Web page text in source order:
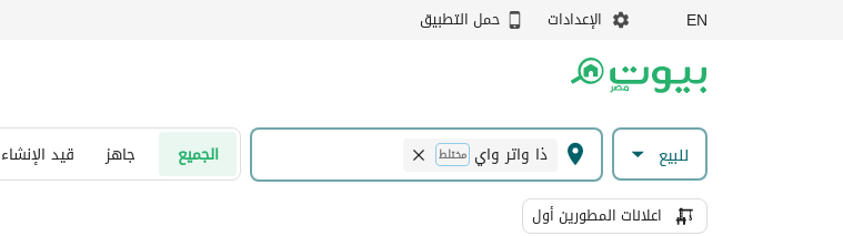
EN الإعدادات حمل التطبيق
للبيع ذا واتر واي مختلط الجميع جاهز قيد الإنشاء
اعلانات المطورين أول